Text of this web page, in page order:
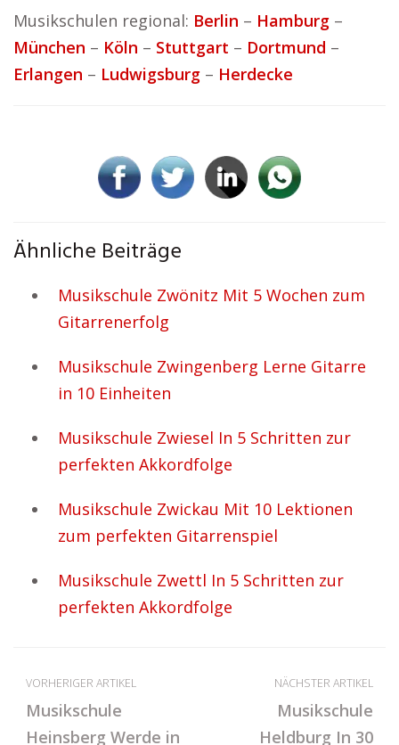
Musikschulen regional: Berlin – Hamburg –
München – Köln – Stuttgart – Dortmund –
Erlangen – Ludwigsburg – Herdecke
Ähnliche Beiträge
Musikschule Zwönitz Mit 5 Wochen zum
Gitarrenerfolg
Musikschule Zwingenberg Lerne Gitarre
in 10 Einheiten
Musikschule Zwiesel In 5 Schritten zur
perfekten Akkordfolge
Musikschule Zwickau Mit 10 Lektionen
zum perfekten Gitarrenspiel
Musikschule Zwettl In 5 Schritten zur
perfekten Akkordfolge
VORHERIGER ARTIKEL
Musikschule
Heinsberg Werde in
NÄCHSTER ARTIKEL
Musikschule
Heldburg In 30